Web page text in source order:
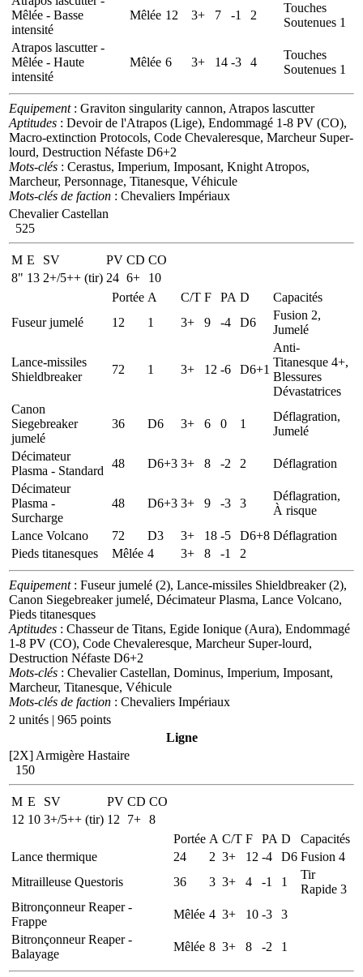
Mêlée - Basse
intensité
Mêlée 12 3+ 7 -1 2
Touches
Soutenues 1
Atrapos lascutter -
Mêlée - Haute
intensité
Mêlée 6 3+ 14 -3 4
Touches
Soutenues 1
Equipement: Graviton singularity cannon, Atrapos lascutter
Aptitudes : Devoir de l'Atrapos (Lige), Endommagé 1-8 PV (CO),
Macro-extinction Protocols, Code Chevaleresque, Marcheur Super-
lourd, Destruction Néfaste D6+2
Mots-clés : Cerastus, Imperium, Imposant, Knight Atropos,
Marcheur, Personnage, Titanesque, Véhicule
Mots-clés de faction : Chevaliers Impériaux
Chevalier Castellan
525
M E SV PV CD CO
8" 13 2+/5++ (tir) 24 6+
10
Portée A C/T F PA D
Capacités
Fuseur jumelé
12 1 3+ 9 -4 D6
Fusion 2,
Jumelé
Lance-missiles
Shieldbreaker
72 1 3+ 12 -6 D6+1
Anti-
Titanesque 4+,
Blessures
Dévastatrices
Canon
Siegebreaker
jumelé
36 D6 3+ 6 0 1
Déflagration,
Jumelé
Décimateur
Plasma - Standard
48 D6+3 3+ 8 -2 2
Déflagration
Décimateur
Plasma -
Surcharge
48 D6+3 3+ 9 -3 3
Déflagration,
À risque
Lance Volcano
72 D3 3+ 18 -5 D6+8 Déflagration
Pieds titanesques
Mêlée 4 3+ 8 -1 2
Equipement: Fuseur jumelé (2), Lance-missiles Shieldbreaker (2),
Canon Siegebreaker jumelé, Décimateur Plasma, Lance Volcano,
Pieds titanesques
Aptitudes : Chasseur de Titans, Egide Ionique (Aura), Endommagé
1-8 PV (CO), Code Chevaleresque, Marcheur Super-lourd,
Destruction Néfaste D6+2
Mots-clés : Chevalier Castellan, Dominus, Imperium, Imposant,
Marcheur, Titanesque, Véhicule
Mots-clés de faction : Chevaliers Impériaux
2 unités | 965 points
Ligne
[2X] Armigère Hastaire
150
M E SV PV CD CO
12 10 3+/5++ (tir) 12 7+ 8
Portée A C/T F PA D
Capacités
Lance thermique
24 2 3+ 12 -4 D6 Fusion 4
Mitrailleuse Questoris
36 3 3+ 4 -1 1
Tir
Rapide 3
Bitronçonneur Reaper -
Frappe
Mêlée 4 3+ 10 -3
3
Bitronçonneur Reaper -
Balayage
Mêlée 8 3+ 8 -2 1